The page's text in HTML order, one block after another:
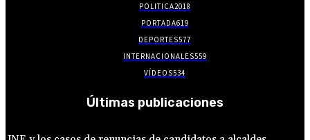
POLITICA2018
PORTADA619
DEPORTES577
INTERNACIONALES559
VÍDEOS534
Últimas publicaciones